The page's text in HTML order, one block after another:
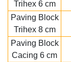
Trihex 6 cm
Paving Block
Trihex 8 cm
Paving Block
Cacing 6 cm